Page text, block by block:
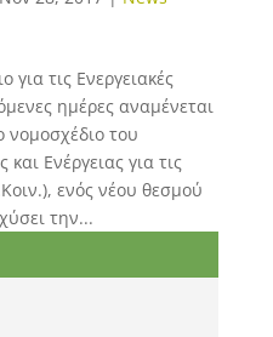
τις Ενεργειακές
ημέρες αναμένεται
νομοσχέδιο του
Ενέργειας για τις
ενός νέου θεσμού
την...